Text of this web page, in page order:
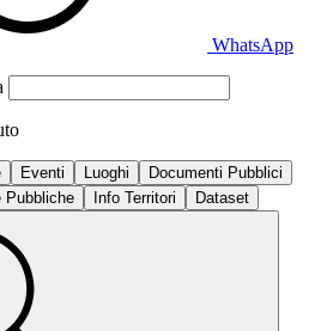
WhatsApp
Eventi Luoghi
Documenti Pubblici
Pubbliche Info Territori Dataset